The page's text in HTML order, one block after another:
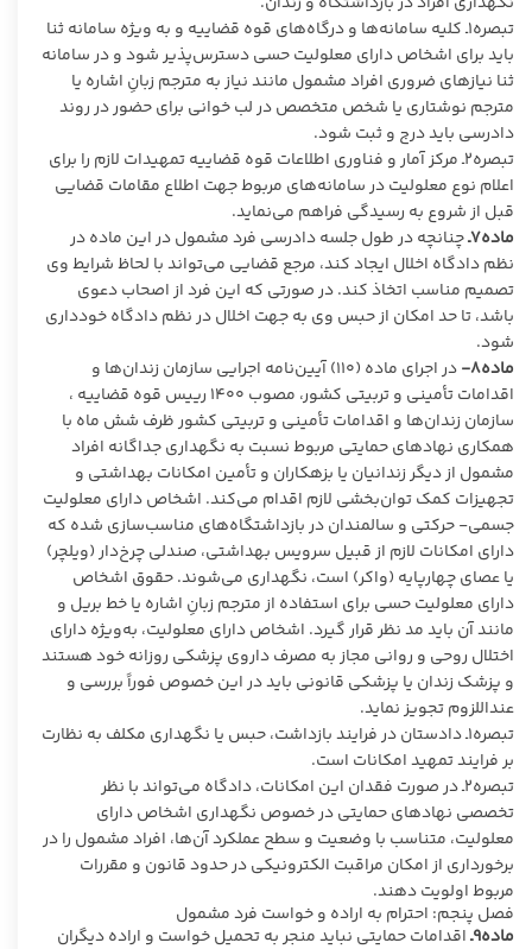
تبصره۱ـ کلیه سامانه‌ها و درگاه‌های قوه قضاییه و به ویژه سامانه ثنا
باید برای اشخاص دارای معلولیت حسی دسترس‌پذیر شود و در سامانه
ثنا نیازهای ضروری افراد مشمول مانند نیاز به مترجم زبانِ اشاره یا
مترجم نوشتاری یا شخص متخصص در لب ‌خوانی برای حضور در روند
دادرسی باید درج و ثبت شود.
تبصره۲ـ مرکز آمار و فناوری اطلاعات قوه قضاییه تمهیدات لازم را برای
اعلام نوع معلولیت در سامانه‌های مربوط جهت اطلاع مقامات قضایی
قبل از شروع به رسیدگی فراهم می‌نماید.
ماده۷ـ
چنانچه در طول جلسه دادرسی فرد مشمول در این ماده در
نظم دادگاه اخلال ایجاد کند، مرجع قضایی می‌تواند با لحاظ شرایط وی
تصمیم مناسب اتخاذ کند. در صورتی که این فرد از اصحاب دعوی
باشد، تا حد امکان از حبس وی به جهت اخلال در نظم دادگاه خودداری
شود.
ماده۸-
در اجرای ماده (۱۱۰)
آیین‌نامه اجرایی سازمان زندان‌ها و
اقدامات تأمینی و تربیتی کشور، مصوب ۱۴۰۰ رییس قوه قضاییه ،
سازمان زندان‌ها و اقدامات تأمینی و تربیتی کشور ظرف شش ماه با
همکاری نهادهای حمایتی مربوط نسبت به نگهداری جداگانه افراد
مشمول از دیگر زندانیان یا بزهکاران و تأمین امکانات بهداشتی و
تجهیزات کمک توان‌بخشی لازم اقدام می‌کند. اشخاص دارای معلولیت
جسمی- حرکتی و سالمندان در بازداشتگاه‌های مناسب‌سازی شده که
دارای امکانات لازم از قبیل سرویس بهداشتی، صندلی چرخ‌دار (ویلچر)
یا عصای چهارپایه (واکر) است، نگهداری می‌شوند. حقوق اشخاص
دارای معلولیت حسی برای استفاده از مترجم زبانِ اشاره یا خط بریل و
مانند آن باید مد نظر قرار گیرد. اشخاص دارای معلولیت، به‌ویژه دارای
اختلال روحی و روانی مجاز به مصرف داروی پزشکی روزانه خود هستند
و پزشک زندان یا پزشکی قانونی باید در این خصوص فوراً بررسی و
عنداللزوم تجویز نماید.
تبصره۱ـ دادستان در فرایند بازداشت، حبس یا نگهداری مکلف به نظارت
بر فرایند تمهید امکانات است.
تبصره۲ـ در صورت فقدان این امکانات، دادگاه می‌تواند با نظر
تخصصی نهادهای حمایتی در خصوص نگهداری اشخاص دارای
معلولیت، متناسب با وضعیت و سطح عملکرد آن‌ها، افراد مشمول را در
برخورداری از امکان مراقبت الکترونیکی در حدود قانون و مقررات
مربوط اولویت دهند.
فصل پنجم: احترام به اراده و خواست فرد مشمول
ماده۹ـ
اقدامات حمایتی نباید منجر به تحمیل خواست و اراده دیگران